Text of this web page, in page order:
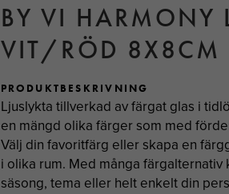
BY VI HARMONY
VIT/RÖD 8X8CM
PRODUKTBESKRIVNING
Ljuslykta tillverkad av färgat glas i
en mängd olika färger som med
Välj din favoritfärg eller skapa en
i olika rum. Med många färgalternativ
säsong, tema eller helt enkelt din